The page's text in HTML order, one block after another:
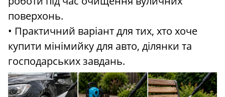
поверхонь.
• Практичний варіант для тих, хто хоче
купити мінімийку для авто, ділянки та
господарських завдань.